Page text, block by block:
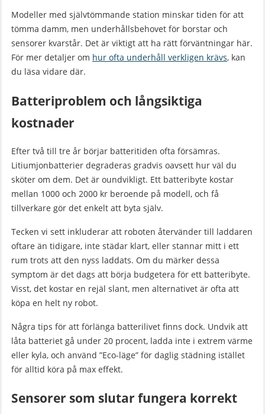
Modeller med självtömmande station minskar tiden för att
tömma damm, men underhållsbehovet för borstar och
sensorer kvarstår. Det är viktigt att ha rätt förväntningar här.
För mer detaljer om hur ofta underhåll verkligen krävs, kan
du läsa vidare där.
Batteriproblem och långsiktiga
kostnader
Efter två till tre år börjar batteritiden ofta försämras.
Litiumjonbatterier degraderas gradvis oavsett hur väl du
sköter om dem. Det är oundvikligt. Ett batteribyte kostar
mellan 1000 och 2000 kr beroende på modell, och få
tillverkare gör det enkelt att byta själv.
Tecken vi sett inkluderar att roboten återvänder till laddaren
oftare än tidigare, inte städar klart, eller stannar mitt i ett
rum trots att den nyss laddats. Om du märker dessa
symptom är det dags att börja budgetera för ett batteribyte.
Visst, det kostar en rejäl slant, men alternativet är ofta att
köpa en helt ny robot.
Några tips för att förlänga batterilivet finns dock. Undvik att
låta batteriet gå under 20 procent, ladda inte i extrem värme
eller kyla, och använd ”Eco-läge” för daglig städning istället
för alltid köra på max effekt.
Sensorer som slutar fungera korrekt